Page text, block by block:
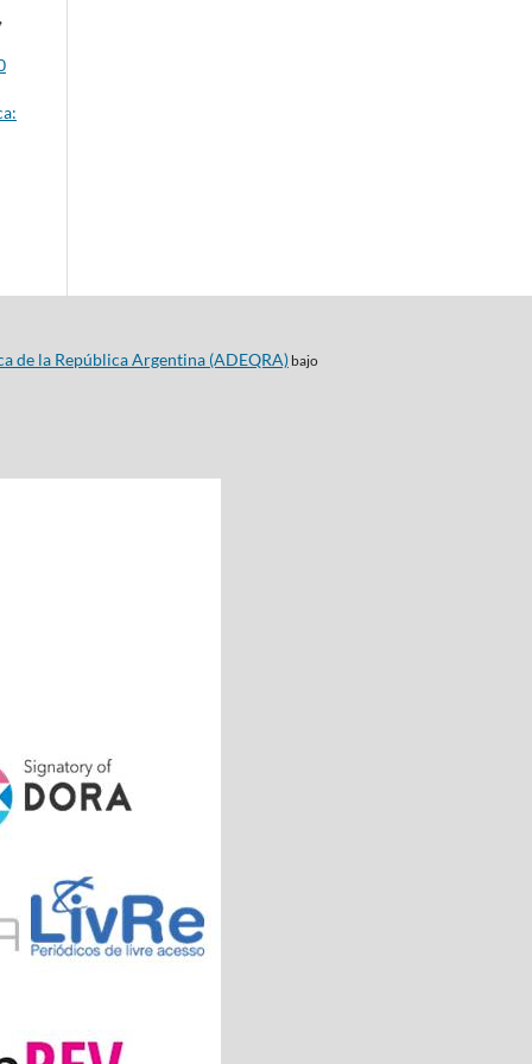
,
de la República Argentina (ADEQRA)bajo